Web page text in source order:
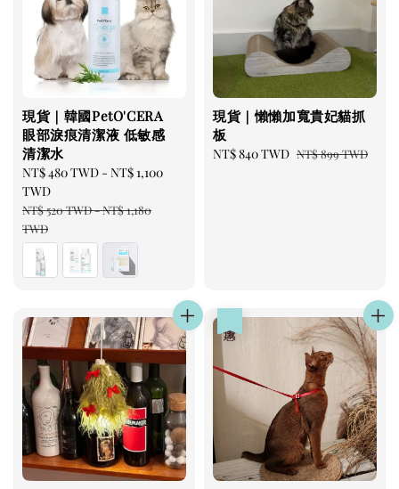
現貨｜韓國PetO'CERA
眼部淚痕清潔液 低敏感
清潔水
Sale
price
NT$ 480 TWD - NT$ 1,100
TWD
Regular
price
NT$ 520 TWD-NT$ 1,180
TWD
現貨｜懶懶加寬貴妃貓抓
板
Sale
NT$ 840 TWD Regular
NT$ 899 TWD